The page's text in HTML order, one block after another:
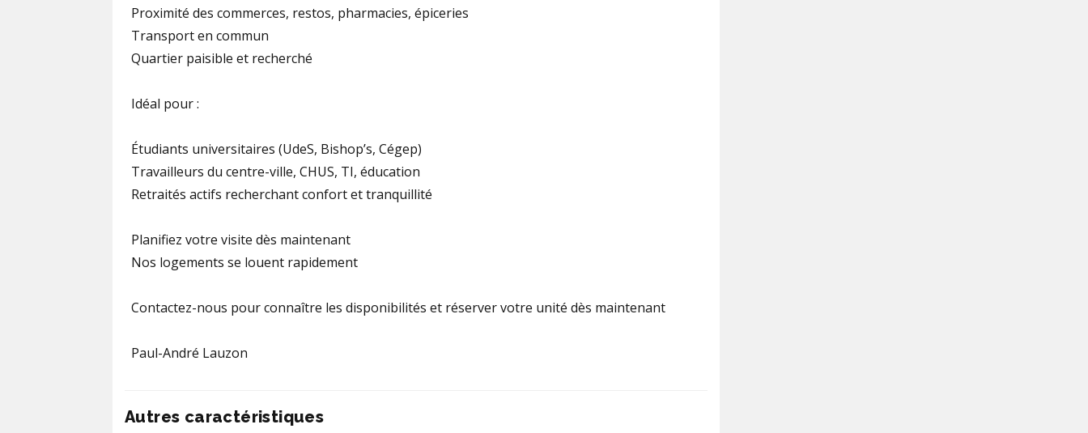
Proximité des commerces, restos, pharmacies, épiceries
Transport en commun
Quartier paisible et recherché
Idéal pour :
Étudiants universitaires (UdeS, Bishop’s, Cégep)
Travailleurs du centre-ville, CHUS, TI, éducation
Retraités actifs recherchant confort et tranquillité
Planifiez votre visite dès maintenant
Nos logements se louent rapidement
Contactez-nous pour connaître les disponibilités et réserver votre unité dès maintenant
Paul-André Lauzon
Autres caractéristiques